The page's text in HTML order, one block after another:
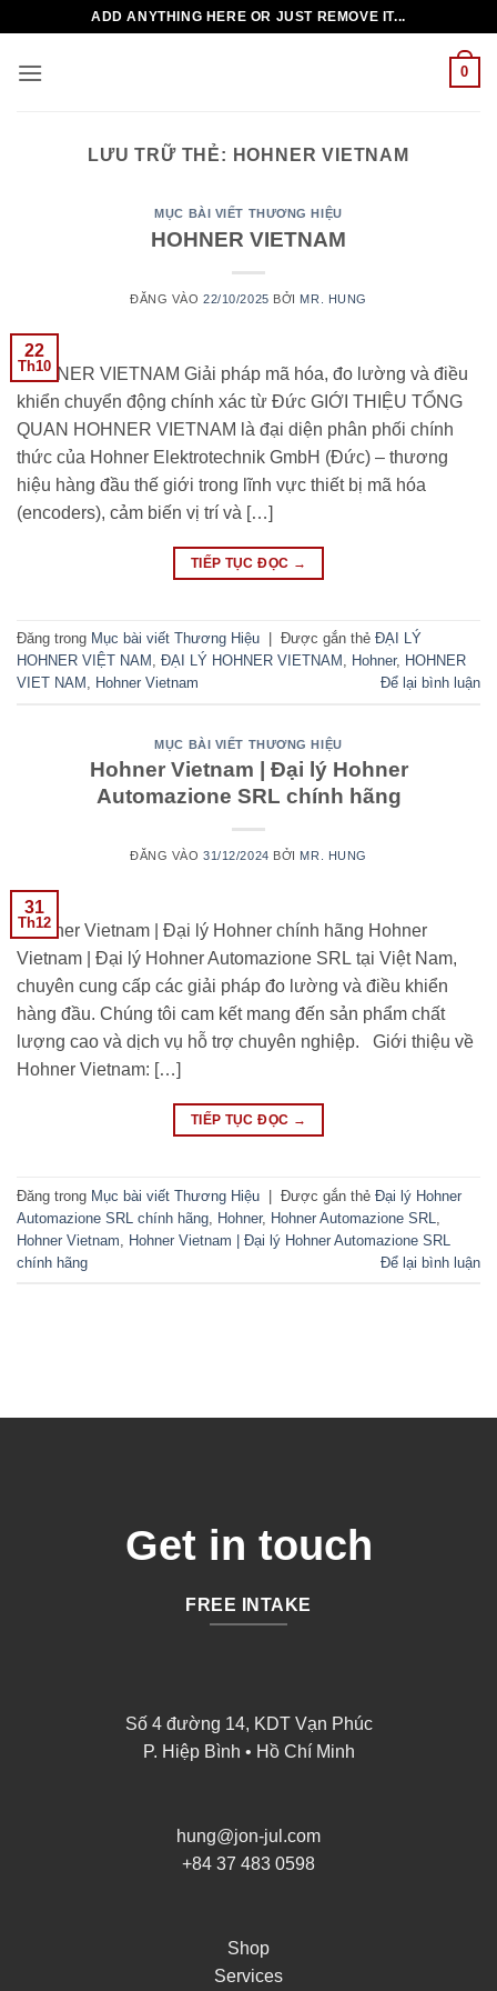
nội
ADD ANYTHING HERE OR JUST REMOVE IT...
0
LƯU TRỮ THẺ: HOHNER VIETNAM
MỤC BÀI VIẾT THƯƠNG HIỆU
HOHNER VIETNAM
ĐĂNG VÀO22/10/2025 BỞI MR. HUNG
22
Th10
HOHNER VIETNAM Giải pháp mã hóa, đo lường và điều
khiển chuyển động chính xác từ Đức GIỚI THIỆU TỔNG
QUAN HOHNER VIETNAM là đại diện phân phối chính
thức của Hohner Elektrotechnik GmbH (Đức) – thương
hiệu hàng đầu thế giới trong lĩnh vực thiết bị mã hóa
(encoders), cảm biến vị trí và […]
TIẾP TỤC ĐỌC →
Đăng trong Mục bài viết Thương Hiệu Được gắn thẻ ĐẠI LÝ
HOHNER VIỆT NAM
ĐẠI LÝ HOHNER VIETNAM Hohner, HOHNER
VIET NAM
Hohner Vietnam Để lại bình luận
MỤC BÀI VIẾT THƯƠNG HIỆU
Hohner Vietnam | Đại lý Hohner
Automazione SRL chính hãng
ĐĂNG VÀO31/12/2024 BỞI MR. HUNG
31
Th12
Hohner Vietnam | Đại lý Hohner chính hãng Hohner
Vietnam | Đại lý Hohner Automazione SRL tại Việt Nam,
chuyên cung cấp các giải pháp đo lường và điều khiển
hàng đầu. Chúng tôi cam kết mang đến sản phẩm chất
lượng cao và dịch vụ hỗ trợ chuyên nghiệp. Giới thiệu về
Hohner Vietnam: […]
TIẾP TỤC ĐỌC →
Đăng trong Mục bài viết Thương Hiệu | Được gắn thẻ Đại lý Hohner
Automazione SRL chính hãng Hohner, Hohner Automazione SRL
Hohner Vietnam
Hohner Vietnam | Đại lý Hohner Automazione SRL
chính hãng
Để lại bình luận
Get in touch
FREE INTAKE
Số 4 đường 14, KDT Vạn Phúc
P. Hiệp Bình • Hồ Chí Minh
hung@jon-jul.com
+84 37 483 0598
Shop
Services